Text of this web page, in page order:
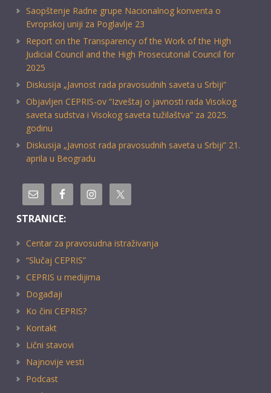
Saopštenje Radne grupe Nacionalnog konventa o
Evropskoj uniji za Poglavlje 23
Report on the Transparency of the Work of the High
Judicial Council and the High Prosecutorial Council for
2025
Diskusija „Javnost rada pravosudnih saveta u Srbiji“
Objavljen CEPRIS-ov “Izveštaj o javnosti rada Visokog
saveta sudstva i Visokog saveta tužilaštva” za 2025.
godinu
Diskusija „Javnost rada pravosudnih saveta u Srbiji” 21.
aprila u Beogradu
STRANICE:
Centar za pravosudna istraživanja
“Slučaj CEPRIS”
CEPRIS u medijima
Događaji
Ko čini CEPRIS?
Kontakt
Lični stavovi
Najnovije vesti
Podcast